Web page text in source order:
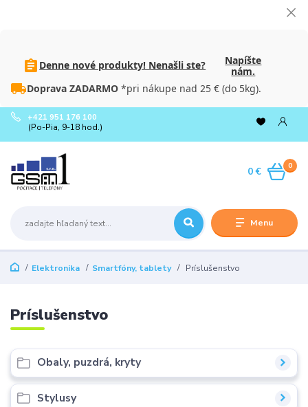
Denne nové produkty! Nenašli ste?
Napíšte
nám.
Doprava ZADARMO *pri nákupe nad 25 € (do 5kg).
Menu
+421 951 176 100
(Po-Pia, 9-18 hod.)
0
0 €
Elektronika Smartfóny, tablety Príslušenstvo
Príslušenstvo
Obaly, puzdrá, kryty
Stylusy